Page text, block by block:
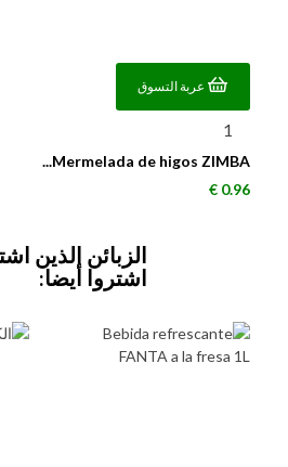
عربة التسوق
Mermelada de higos ZIMBA...
السعر
0.96 €
الزبائن الذين
اشتروا أيضا: